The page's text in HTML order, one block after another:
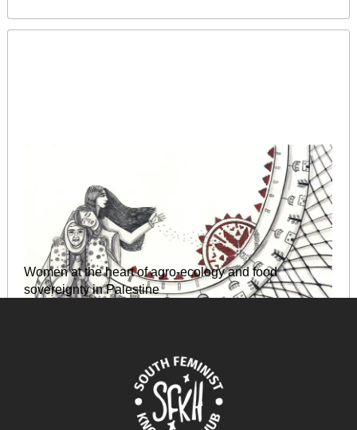
Women at the heart of agro-ecology and food
sovereignty in Palestine